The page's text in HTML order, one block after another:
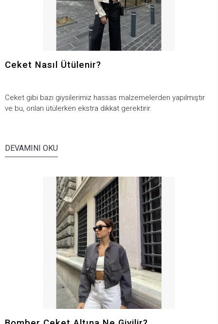
Ceket Nasıl Ütülenir?
Ceket gibi bazı giysilerimiz hassas malzemelerden yapılmıştır
ve bu, onları ütülerken ekstra dikkat gerektirir.
DEVAMINI OKU